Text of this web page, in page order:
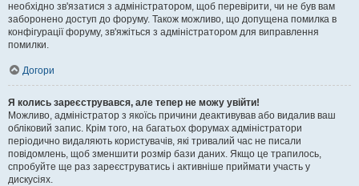
необхідно зв'язатися з адміністратором, щоб перевірити, чи не був вам
заборонено доступ до форуму. Також можливо, що допущена помилка в
конфігурації форуму, зв'яжіться з адміністратором для виправлення
помилки.
Догори
Я колись зареєструвався, але тепер не можу увійти!
Можливо, адміністратор з якоїсь причини деактивував або видалив ваш
обліковий запис. Крім того, на багатьох форумах адміністратори
періодично видаляють користувачів, які тривалий час не писали
повідомлень, щоб зменшити розмір бази даних. Якщо це трапилось,
спробуйте ще раз зареєструватись і активніше приймати участь у
дискусіях.